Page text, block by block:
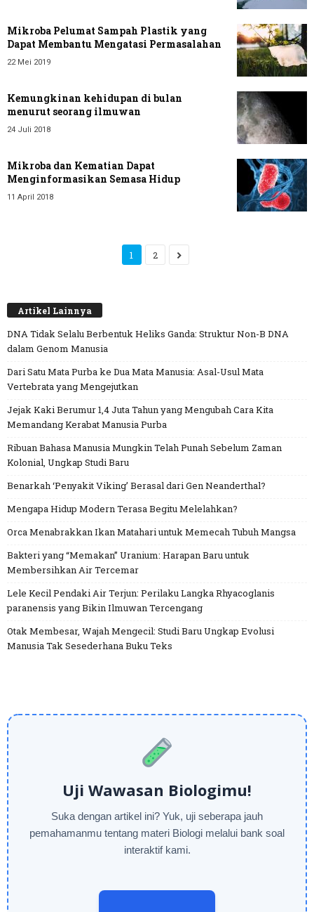
Mikroba Pelumat Sampah Plastik yang
Dapat Membantu Mengatasi Permasalahan
22 Mei 2019
Kemungkinan kehidupan di bulan
menurut seorang ilmuwan
24 Juli 2018
Mikroba dan Kematian Dapat
Menginformasikan Semasa Hidup
11 April 2018
1 2
Artikel Lainnya
DNA Tidak Selalu Berbentuk Heliks Ganda: Struktur Non-B DNA
dalam Genom Manusia
Dari Satu Mata Purba ke Dua Mata Manusia: Asal-Usul Mata
Vertebrata yang Mengejutkan
Jejak Kaki Berumur 1,4 Juta Tahun yang Mengubah Cara Kita
Memandang Kerabat Manusia Purba
Ribuan Bahasa Manusia Mungkin Telah Punah Sebelum Zaman
Kolonial, Ungkap Studi Baru
Benarkah ‘Penyakit Viking’ Berasal dari Gen Neanderthal?
Mengapa Hidup Modern Terasa Begitu Melelahkan?
Orca Menabrakkan Ikan Matahari untuk Memecah Tubuh Mangsa
Bakteri yang “Memakan” Uranium: Harapan Baru untuk
Membersihkan Air Tercemar
Lele Kecil Pendaki Air Terjun: Perilaku Langka Rhyacoglanis
paranensis yang Bikin Ilmuwan Tercengang
Otak Membesar, Wajah Mengecil: Studi Baru Ungkap Evolusi
Manusia Tak Sesederhana Buku Teks
Uji Wawasan Biologimu!
Suka dengan artikel ini? Yuk, uji seberapa jauh
pemahamanmu tentang materi Biologi melalui bank soal
interaktif kami.